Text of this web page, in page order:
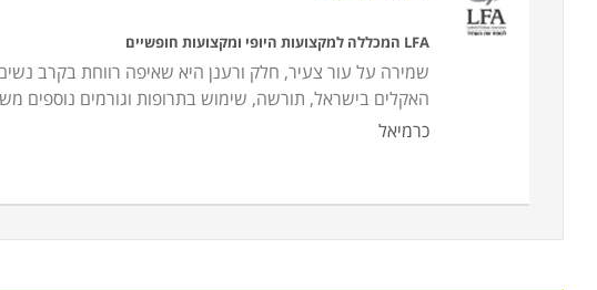
LFA המכללה למקצועות היופי ומקצועות חופשיים
שמירה על עור צעיר, חלק ורענן היא שאיפה רווחת בקרב
האקלים בישראל, תורשה, שימוש בתרופות וגורמים נוספים
כרמיאל